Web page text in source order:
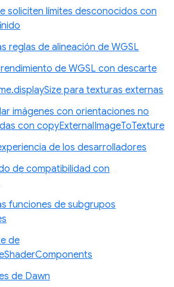
soliciten límites desconocidos con
reglas de alineación de WGSL
de WGSL con descarte
para texturas externas
imágenes con orientaciones no
con copyExternalImageToTexture
de los desarrolladores
de compatibilidad con
funciones de subgrupos
de
de Dawn